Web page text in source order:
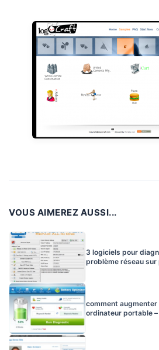
VOUS AIMEREZ AUSSI...
3 logiciels pour
problème réseau sur
comment augmenter
ordinateur portable